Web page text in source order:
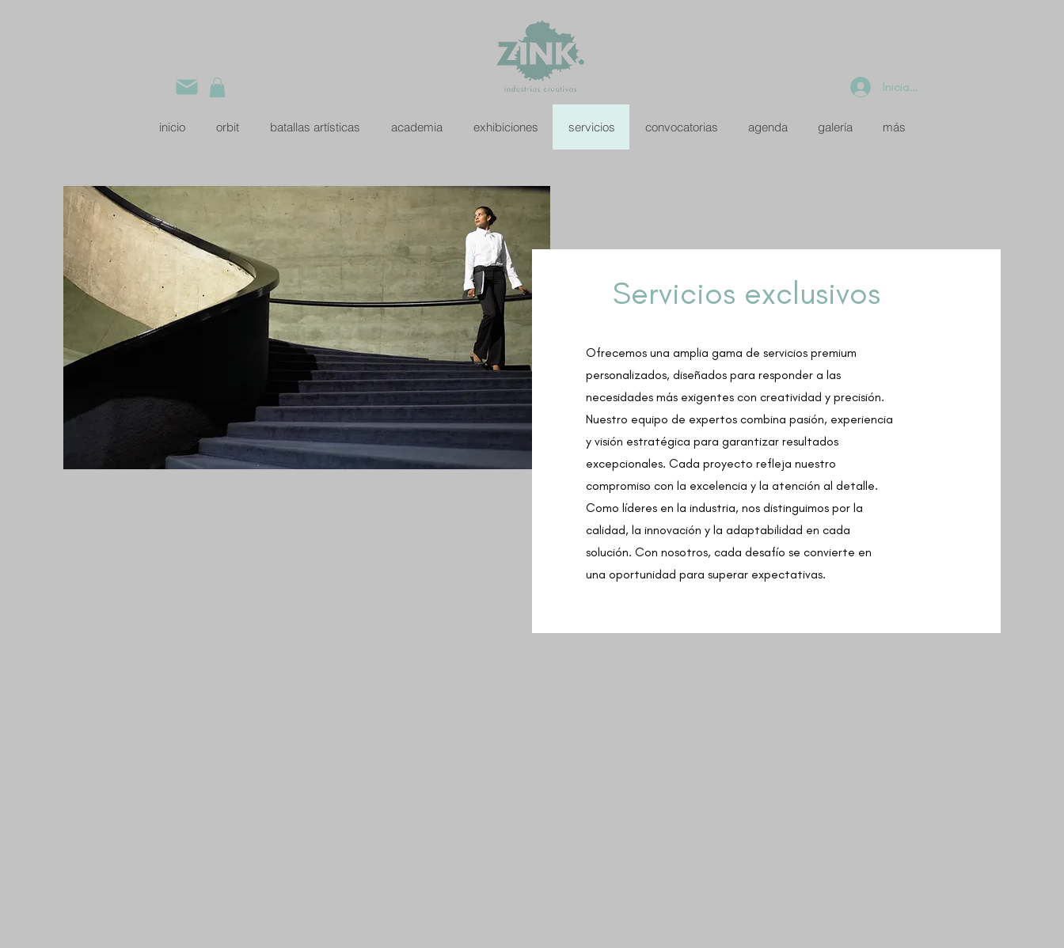
Iniciar sesión
inicio orbit batallas artísticas academia exhibiciones servicios convocatorias agenda galería más
Ofrecemos una amplia gama de servicios premium
personalizados, diseñados para responder a las
necesidades más exigentes con creatividad y precisión.
Nuestro equipo de expertos combina pasión, experiencia
y visión estratégica para garantizar resultados
excepcionales. Cada proyecto refleja nuestro
compromiso con la excelencia y la atención al detalle.
Como líderes en la industria, nos distinguimos por la
calidad, la innovación y la adaptabilidad en cada
solución. Con nosotros, cada desafío se convierte en
una oportunidad para superar expectativas.
Servicios exclusivos